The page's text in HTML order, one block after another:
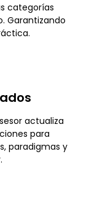
categorías
Garantizando
actualiza
para
paradigmas y